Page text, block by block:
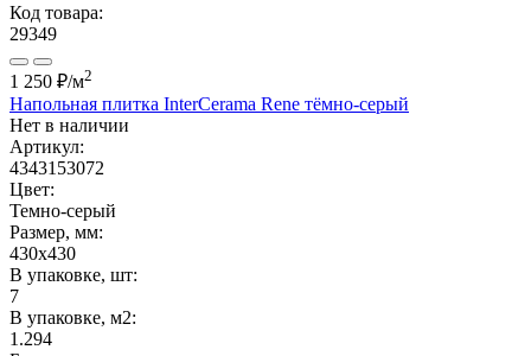
Код товара:
29349
1 250 ₽/м2
Напольная плитка InterCerama Rene тёмно-серый
Нет в наличии
Артикул:
4343153072
Цвет:
Темно-серый
Размер, мм:
430x430
В упаковке, шт:
7
В упаковке, м2:
1.294